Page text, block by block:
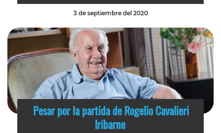
3 de septiembre del 2020
Pesar por la partida de Rogelio Cavalieri
Iribarne